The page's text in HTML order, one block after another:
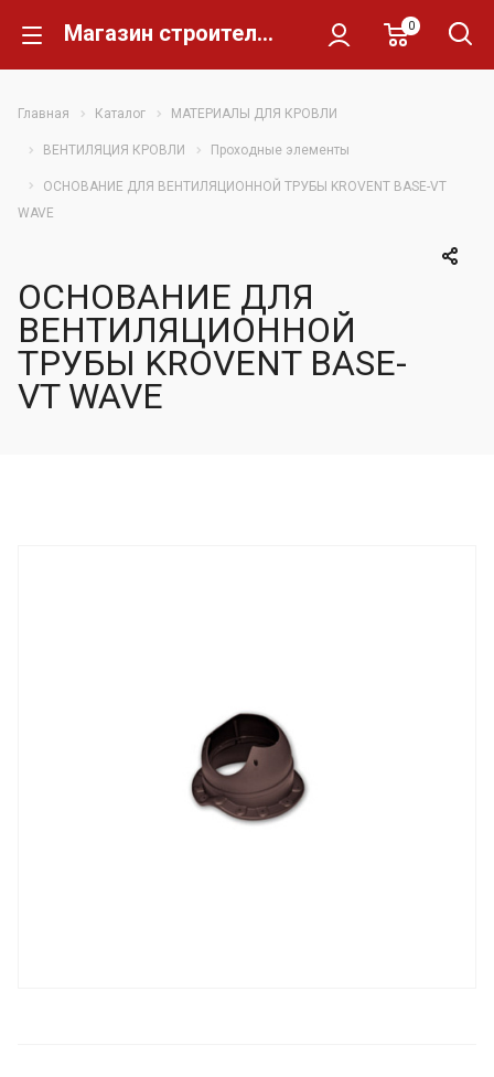
Магазин строительных материалов Склад Кирпича 0
Главная Каталог МАТЕРИАЛЫ ДЛЯ КРОВЛИ
ВЕНТИЛЯЦИЯ КРОВЛИ Проходные элементы
ОСНОВАНИЕ ДЛЯ ВЕНТИЛЯЦИОННОЙ ТРУБЫ KROVENT BASE-VT
WAVE
ОСНОВАНИЕ ДЛЯ
ВЕНТИЛЯЦИОННОЙ
ТРУБЫ KROVENT BASE-
VT WAVE